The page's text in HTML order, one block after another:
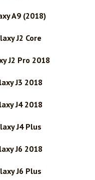
A9 (2018)
J2 Core
J2 Pro 2018
J3 2018
J4 2018
J4 Plus
J6 2018
J6 Plus